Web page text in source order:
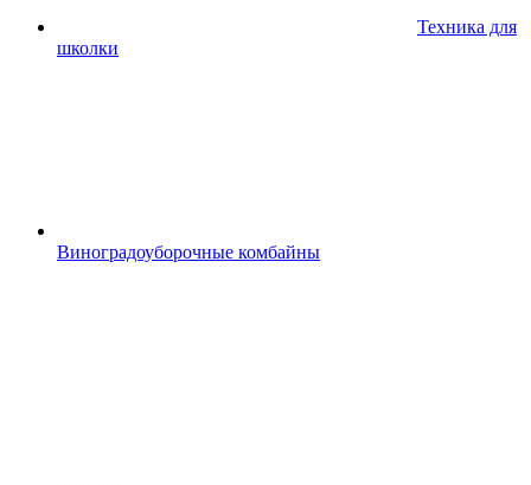
Техника для
школки
Виноградоуборочные комбайны